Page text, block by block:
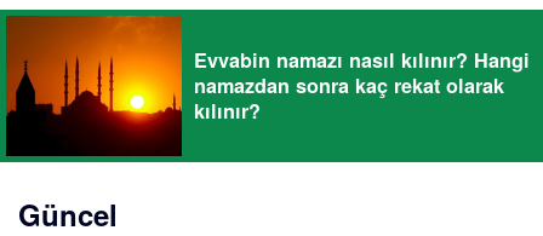
Evvabin namazı nasıl kılınır? Hangi
namazdan sonra kaç rekat olarak
kılınır?
Güncel